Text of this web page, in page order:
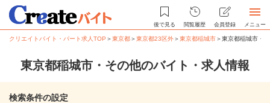
後で見る 閲覧履歴 会員登録 メニュー
クリエイトバイト・パート求人TOP ＞東京都＞東京都23区外＞東京都稲城市＞東京都稲城市・
東京都稲城市・その他のバイト・求人情報
検索条件の設定